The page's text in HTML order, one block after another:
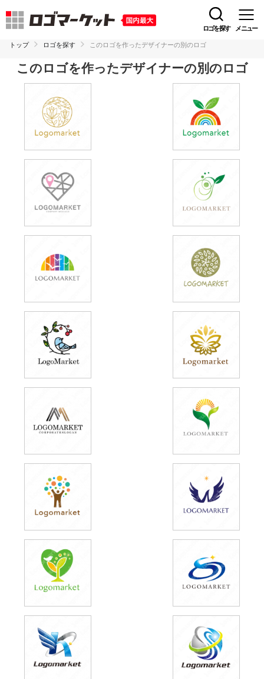
ロゴを探す メニュー
トップ ロゴを探す このロゴを作ったデザイナーの別のロゴ
このロゴを作ったデザイナーの別のロゴ